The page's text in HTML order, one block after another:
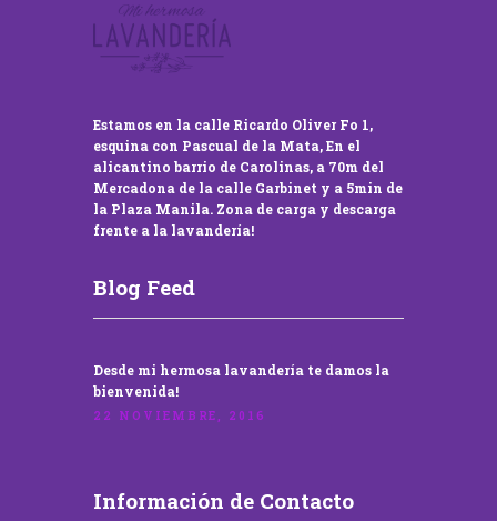
Estamos en la calle Ricardo Oliver Fo 1,
esquina con Pascual de la Mata, En el
alicantino barrio de Carolinas, a 70m del
Mercadona de la calle Garbinet y a 5min de
la Plaza Manila. Zona de carga y descarga
frente a la lavandería!
Blog Feed
Desde mi hermosa lavandería te damos la
bienvenida!
22 NOVIEMBRE, 2016
Información de Contacto